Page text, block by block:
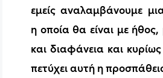
εμείς αναλαμβάνουμε
η οποία θα είναι με
και διαφάνεια και
πετύχει αυτή η